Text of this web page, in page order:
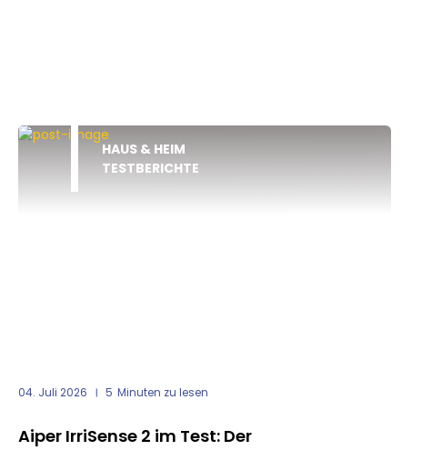
HAUS & HEIM
TESTBERICHTE
04. Juli 2026 5 Minuten zu lesen
Aiper IrriSense 2 im Test: Der